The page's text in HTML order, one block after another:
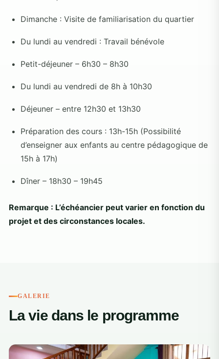
Dimanche : Visite de familiarisation du quartier
Du lundi au vendredi : Travail bénévole
Petit-déjeuner – 6h30 – 8h30
Du lundi au vendredi de 8h à 10h30
Déjeuner – entre 12h30 et 13h30
Préparation des cours : 13h-15h (Possibilité
d’enseigner aux enfants au centre pédagogique de
15h à 17h)
Dîner – 18h30 – 19h45
Remarque : L’échéancier peut varier en fonction du
projet et des circonstances locales.
GALERIE
La vie dans le programme